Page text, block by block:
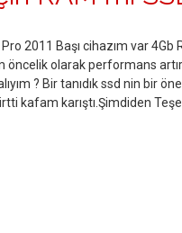
2011 Başı cihazım var
olarak performans
? Bir tanıdık ssd nin bir
kafam karıştı.Şimdiden